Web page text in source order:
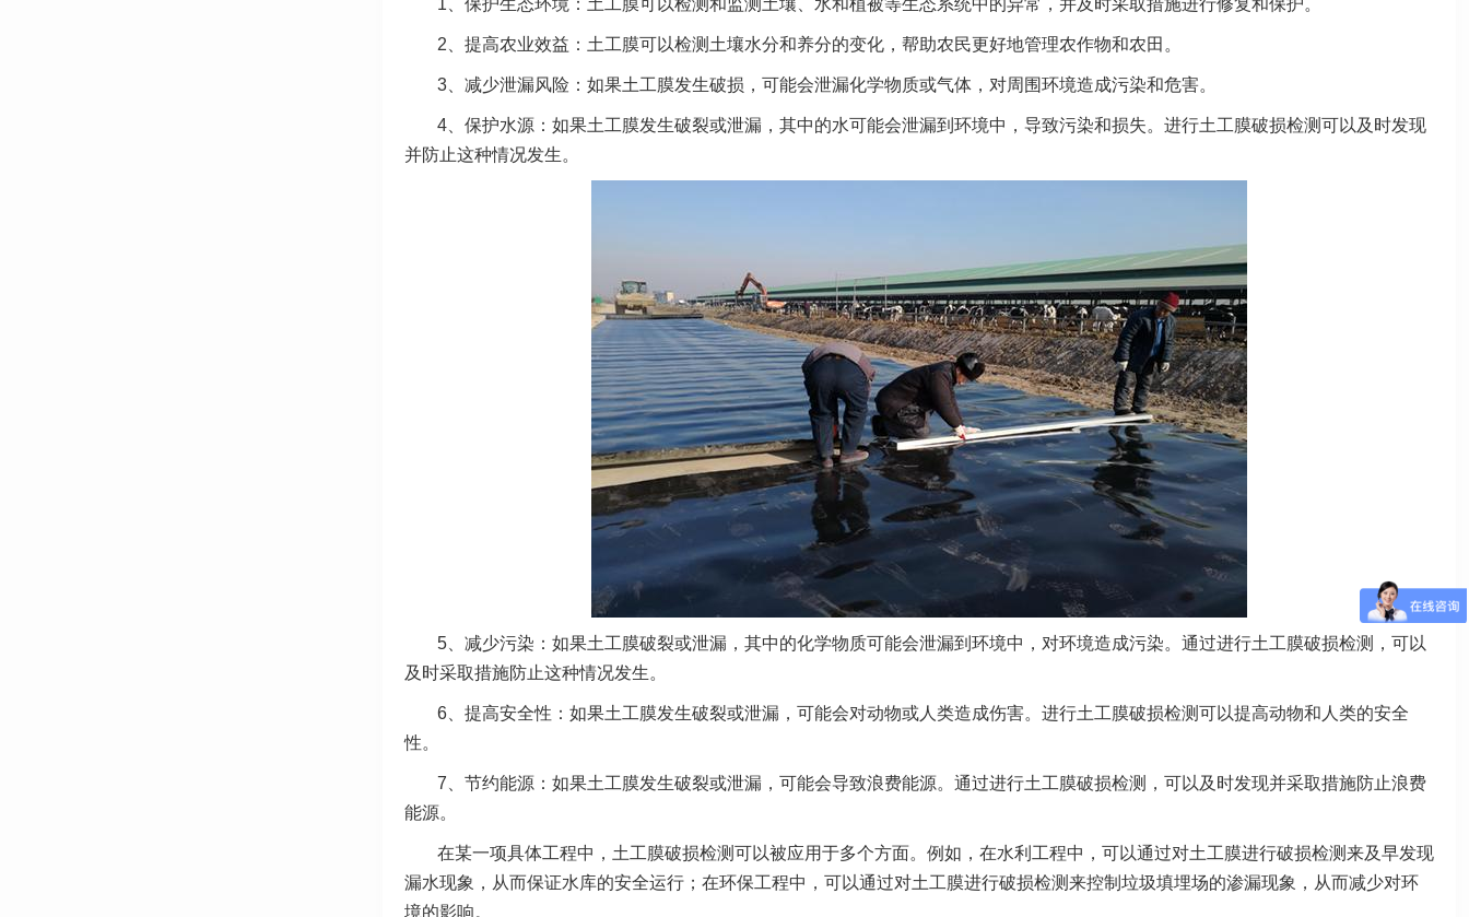
1、保护生态环境：土工膜可以检测和监测土壤、水和植被等生态系统中的异常，并及时采取措施进行修复和保护。
2、提高农业效益：土工膜可以检测土壤水分和养分的变化，帮助农民更好地管理农作物和农田。
3、减少泄漏风险：如果土工膜发生破损，可能会泄漏化学物质或气体，对周围环境造成污染和危害。
4、保护水源：如果土工膜发生破裂或泄漏，其中的水可能会泄漏到环境中，导致污染和损失。进行土工膜破损检测可以及时发现
并防止这种情况发生。
5、减少污染：如果土工膜破裂或泄漏，其中的化学物质可能会泄漏到环境中，对环境造成污染。通过进行土工膜破损检测，可以
及时采取措施防止这种情况发生。
6、提高安全性：如果土工膜发生破裂或泄漏，可能会对动物或人类造成伤害。进行土工膜破损检测可以提高动物和人类的安全
性。
7、节约能源：如果土工膜发生破裂或泄漏，可能会导致浪费能源。通过进行土工膜破损检测，可以及时发现并采取措施防止浪费
能源。
在某一项具体工程中，土工膜破损检测可以被应用于多个方面。例如，在水利工程中，可以通过对土工膜进行破损检测来及早发现
漏水现象，从而保证水库的安全运行；在环保工程中，可以通过对土工膜进行破损检测来控制垃圾填埋场的渗漏现象，从而减少对环
境的影响。